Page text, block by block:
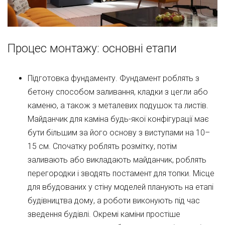
Процес монтажу: основні етапи
Підготовка фундаменту. Фундамент роблять з
бетону способом заливання, кладки з цегли або
каменю, а також з металевих подушок та листів.
Майданчик для каміна будь-якої конфігурації має
бути більшим за його основу з виступами на 10–
15 см. Спочатку роблять розмітку, потім
заливають або викладають майданчик, роблять
перегородки і зводять постамент для топки. Місце
для вбудованих у стіну моделей планують на етапі
будівництва дому, а роботи виконують під час
зведення будівлі. Окремі каміни простіше